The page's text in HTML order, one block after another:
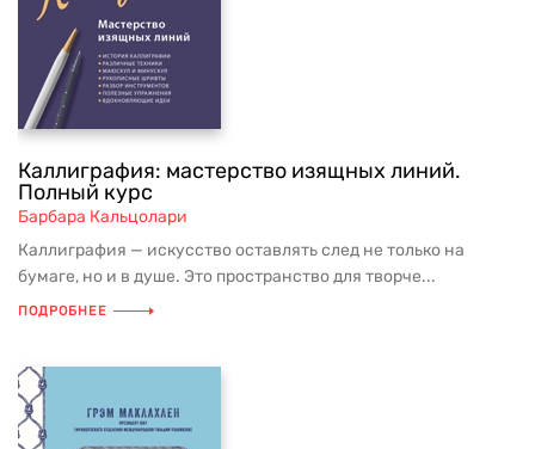
Каллиграфия: мастерство изящных линий.
Полный курс
Барбара Кальцолари
Каллиграфия — искусство оставлять след не только на
бумаге, но и в душе. Это пространство для творче...
ПОДРОБНЕЕ